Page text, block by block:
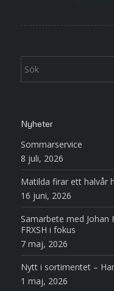
Nyheter
Sommarservice
8 juli, 2026
Matilda firar ett halvår
16 juni, 2026
Samarbete med Johan
FRXSH i fokus
7 maj, 2026
Nytt i sortimentet –
1 maj, 2026